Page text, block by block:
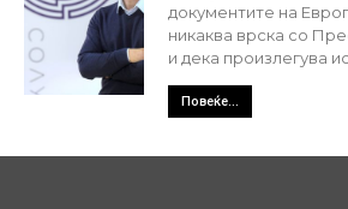
документите на
никаква врска со
и дека произлегува
Повеќе...